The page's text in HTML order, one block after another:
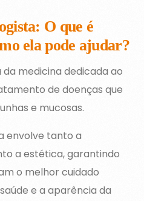
O que é
ela pode ajudar?
medicina dedicada ao
de doenças que
e mucosas.
envolve tanto a
a estética, garantindo
o melhor cuidado
e a aparência da